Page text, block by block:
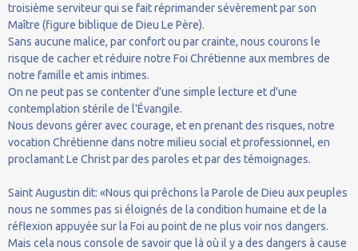
troisième serviteur qui se fait réprimander sévèrement par son
Maître (figure biblique de Dieu Le Père).
Sans aucune malice, par confort ou par crainte, nous courons le
risque de cacher et réduire notre Foi Chrétienne aux membres de
notre famille et amis intimes.
On ne peut pas se contenter d'une simple lecture et d'une
contemplation stérile de l'Évangile.
Nous devons gérer avec courage, et en prenant des risques, notre
vocation Chrétienne dans notre milieu social et professionnel, en
proclamant Le Christ par des paroles et par des témoignages.
Saint Augustin dit: «Nous qui prêchons la Parole de Dieu aux peuples
nous ne sommes pas si éloignés de la condition humaine et de la
réflexion appuyée sur la Foi au point de ne plus voir nos dangers.
Mais cela nous console de savoir que là où il y a des dangers à cause